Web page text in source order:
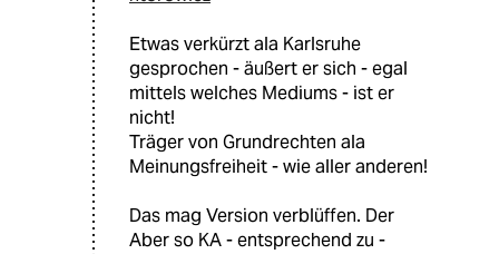
Etwas verkürzt ala Karlsruhe
gesprochen - äußert er sich - egal
mittels welches Mediums - ist er
nicht!
Träger von Grundrechten ala
Meinungsfreiheit - wie aller anderen!
Das mag Version verblüffen. Der
Aber so KA - entsprechend zu -